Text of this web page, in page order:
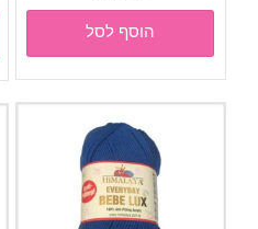
הוסף לסל